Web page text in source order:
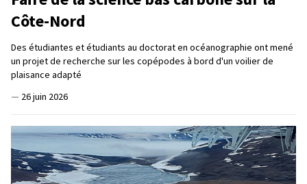
Côte-Nord
Des étudiantes et étudiants au doctorat en océanographie ont mené
un projet de recherche sur les copépodes à bord d'un voilier de
plaisance adapté
— 26 juin 2026